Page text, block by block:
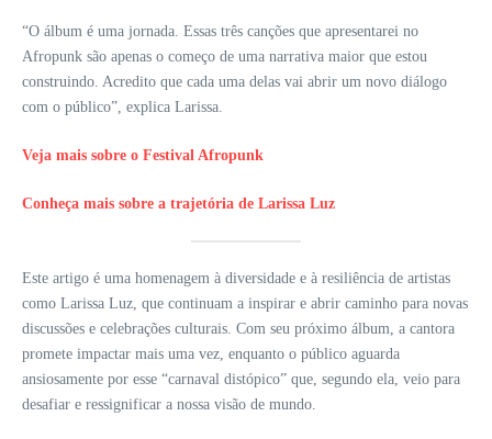
“O álbum é uma jornada. Essas três canções que apresentarei no
Afropunk são apenas o começo de uma narrativa maior que estou
construindo. Acredito que cada uma delas vai abrir um novo diálogo
com o público”, explica Larissa.
Veja mais sobre o Festival Afropunk
Conheça mais sobre a trajetória de Larissa Luz
Este artigo é uma homenagem à diversidade e à resiliência de artistas
como Larissa Luz, que continuam a inspirar e abrir caminho para novas
discussões e celebrações culturais. Com seu próximo álbum, a cantora
promete impactar mais uma vez, enquanto o público aguarda
ansiosamente por esse “carnaval distópico” que, segundo ela, veio para
desafiar e ressignificar a nossa visão de mundo.